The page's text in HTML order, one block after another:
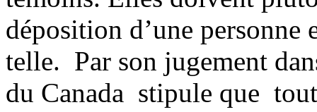
déposition d’une personne
telle. Par son jugement
du Canada stipule que